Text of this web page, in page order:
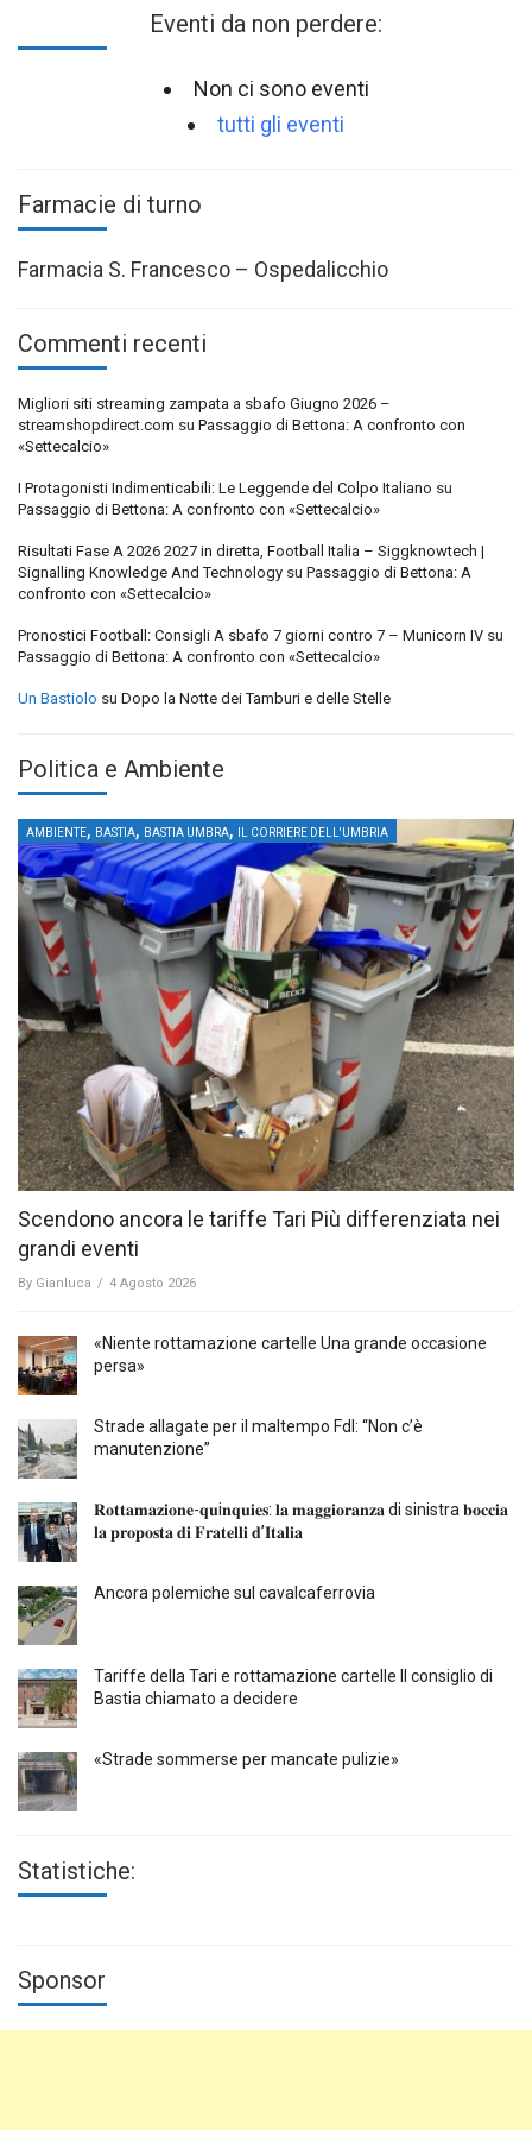
Eventi da non perdere:
Non ci sono eventi
tutti gli eventi
Farmacie di turno
Farmacia S. Francesco – Ospedalicchio
Commenti recenti
Migliori siti streaming zampata a sbafo Giugno 2026 –
streamshopdirect.com su Passaggio di Bettona: A confronto con
«Settecalcio»
I Protagonisti Indimenticabili: Le Leggende del Colpo Italiano su
Passaggio di Bettona: A confronto con «Settecalcio»
Risultati Fase A 2026 2027 in diretta, Football Italia – Siggknowtech |
Signalling Knowledge And Technology su Passaggio di Bettona: A
confronto con «Settecalcio»
Pronostici Football: Consigli A sbafo 7 giorni contro 7 – Municorn IV su
Passaggio di Bettona: A confronto con «Settecalcio»
Un Bastiolo su Dopo la Notte dei Tamburi e delle Stelle
Politica e Ambiente
AMBIENTE, BASTIA, BASTIA UMBRA, IL CORRIERE DELL'UMBRIA
Scendono ancora le tariffe Tari Più differenziata nei
grandi eventi
By Gianluca / 4 Agosto 2026
«Niente rottamazione cartelle Una grande occasione
persa»
Strade allagate per il maltempo FdI: “Non c’è
manutenzione”
𝐑𝐨𝐭𝐭𝐚𝐦𝐚𝐳𝐢𝐨𝐧𝐞-𝐪𝐮i𝐧𝐪𝐮𝐢𝐞𝐬: 𝐥𝐚 𝐦𝐚𝐠𝐠𝐢𝐨𝐫𝐚𝐧𝐳𝐚 di sinistra 𝐛𝐨𝐜𝐜𝐢𝐚
𝐥𝐚 𝐩𝐫𝐨𝐩𝐨𝐬𝐭𝐚 𝐝𝐢 𝐅𝐫𝐚𝐭𝐞𝐥𝐥𝐢 𝐝’𝐈𝐭𝐚𝐥𝐢𝐚
Ancora polemiche sul cavalcaferrovia
Tariffe della Tari e rottamazione cartelle Il consiglio di
Bastia chiamato a decidere
«Strade sommerse per mancate pulizie»
Statistiche:
Sponsor